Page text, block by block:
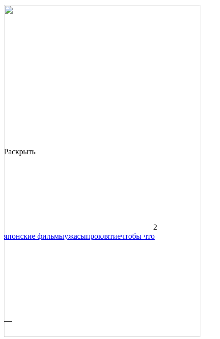
Раскрыть
2
японские фильмыужасыпроклятиечтобы что
—